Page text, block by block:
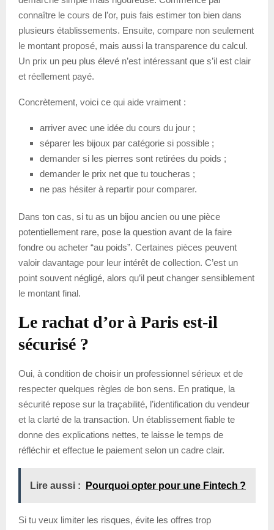
connaître le cours de l’or, puis fais estimer ton bien dans
plusieurs établissements. Ensuite, compare non seulement
le montant proposé, mais aussi la transparence du calcul.
Un prix un peu plus élevé n’est intéressant que s’il est clair
et réellement payé.
Concrètement, voici ce qui aide vraiment :
arriver avec une idée du cours du jour ;
séparer les bijoux par catégorie si possible ;
demander si les pierres sont retirées du poids ;
demander le prix net que tu toucheras ;
ne pas hésiter à repartir pour comparer.
Dans ton cas, si tu as un bijou ancien ou une pièce
potentiellement rare, pose la question avant de la faire
fondre ou acheter “au poids”. Certaines pièces peuvent
valoir davantage pour leur intérêt de collection. C’est un
point souvent négligé, alors qu’il peut changer sensiblement
le montant final.
Le rachat d’or à Paris est-il
sécurisé ?
Oui, à condition de choisir un professionnel sérieux et de
respecter quelques règles de bon sens. En pratique, la
sécurité repose sur la traçabilité, l’identification du vendeur
et la clarté de la transaction. Un établissement fiable te
donne des explications nettes, te laisse le temps de
réfléchir et effectue le paiement selon un cadre clair.
Lire aussi : Pourquoi opter pour une Fintech ?
Si tu veux limiter les risques, évite les offres trop